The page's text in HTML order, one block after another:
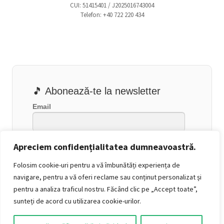
Apreciem confidențialitatea dumneavoastră.
Folosim cookie-uri pentru a vă îmbunătăți experiența de
navigare, pentru a vă oferi reclame sau conținut personalizat și
pentru a analiza traficul nostru. Făcând clic pe „Accept toate”,
sunteți de acord cu utilizarea cookie-urilor.
CUI: 51415401 / J2025016743004
Telefon: +40 722 220 434
🎵 Abonează-te la newsletter
Email